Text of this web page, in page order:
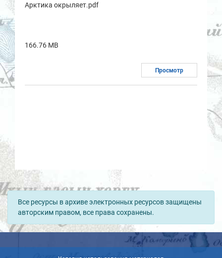
Арктика окрыляет.pdf
166.76 MB
Просмотр
Все ресурсы в архиве электронных ресурсов защищены
авторским правом, все права сохранены.